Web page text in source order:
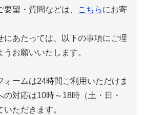
望・質問などは、
こちらにお寄
にあたっては、以下の事項にご理
お願いいたします。
ォームは24時間ご利用いただけま
対応は10時～18時（土・日・
ただきます。